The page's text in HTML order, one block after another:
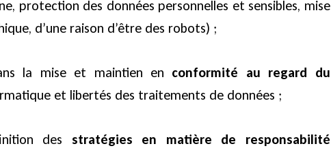
protection des données personnelles et sensibles, mise
d’une raison d’être des robots) ;
la mise et maintien en conformité au regard du
et libertés des traitements de données ;
des stratégies en matière de responsabilité